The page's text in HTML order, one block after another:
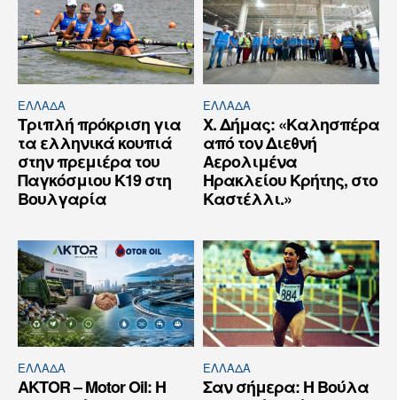
ΕΛΛΆΔΑ
Τριπλή πρόκριση για
τα ελληνικά κουπιά
στην πρεμιέρα του
Παγκόσμιου Κ19 στη
Βουλγαρία
ΕΛΛΆΔΑ
Χ. Δήμας: «Καλησπέρα
από τον Διεθνή
Αερολιμένα
Ηρακλείου Κρήτης, στο
Καστέλλι.»
ΕΛΛΆΔΑ
AKTOR – Motor Oil: Η
ΕΛΛΆΔΑ
Σαν σήμερα: Η Βούλα